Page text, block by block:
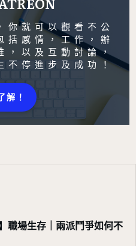
你就可以觀看不公
括感情，工作，辦
，以及互動討論，
不停進步及成功！
解！
職場生存｜兩派鬥爭如何不